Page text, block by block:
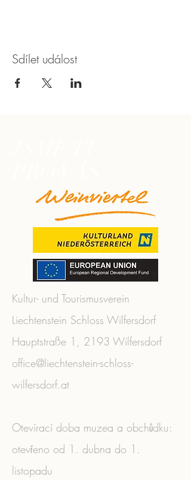
Sdílet událost
Kultur- und Tourismusverein
Liechtenstein Schloss Wilfersdorf
Hauptstraße 1, 2193 Wilfersdorf
office@liechtenstein-schloss-
wilfersdorf.at
Otevírací doba muzea a obchůdku:
otevřeno od 1. dubna do 1.
listopadu